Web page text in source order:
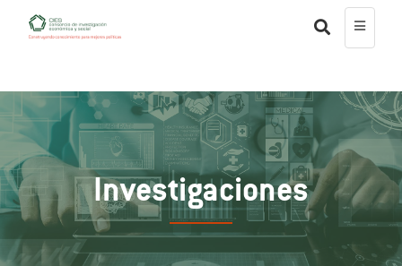
Investigaciones